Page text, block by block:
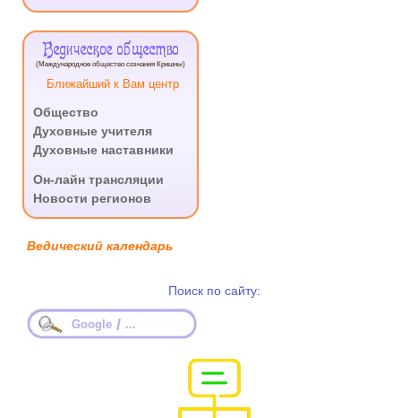
Ведическое общество
(Международное общество сознания Кришны)
Ближайший к Вам центр
Общество
Духовные учителя
Духовные наставники
Он-лайн трансляции
Новости регионов
Ведический календарь
Поиск по сайту:
Google / ...